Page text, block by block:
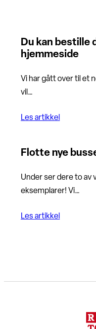
Du kan bestille
hjemmeside
Vi har gått over til et
vil…
Les artikkel
Flotte nye
Under ser dere to av
eksemplarer! Vi…
Les artikkel